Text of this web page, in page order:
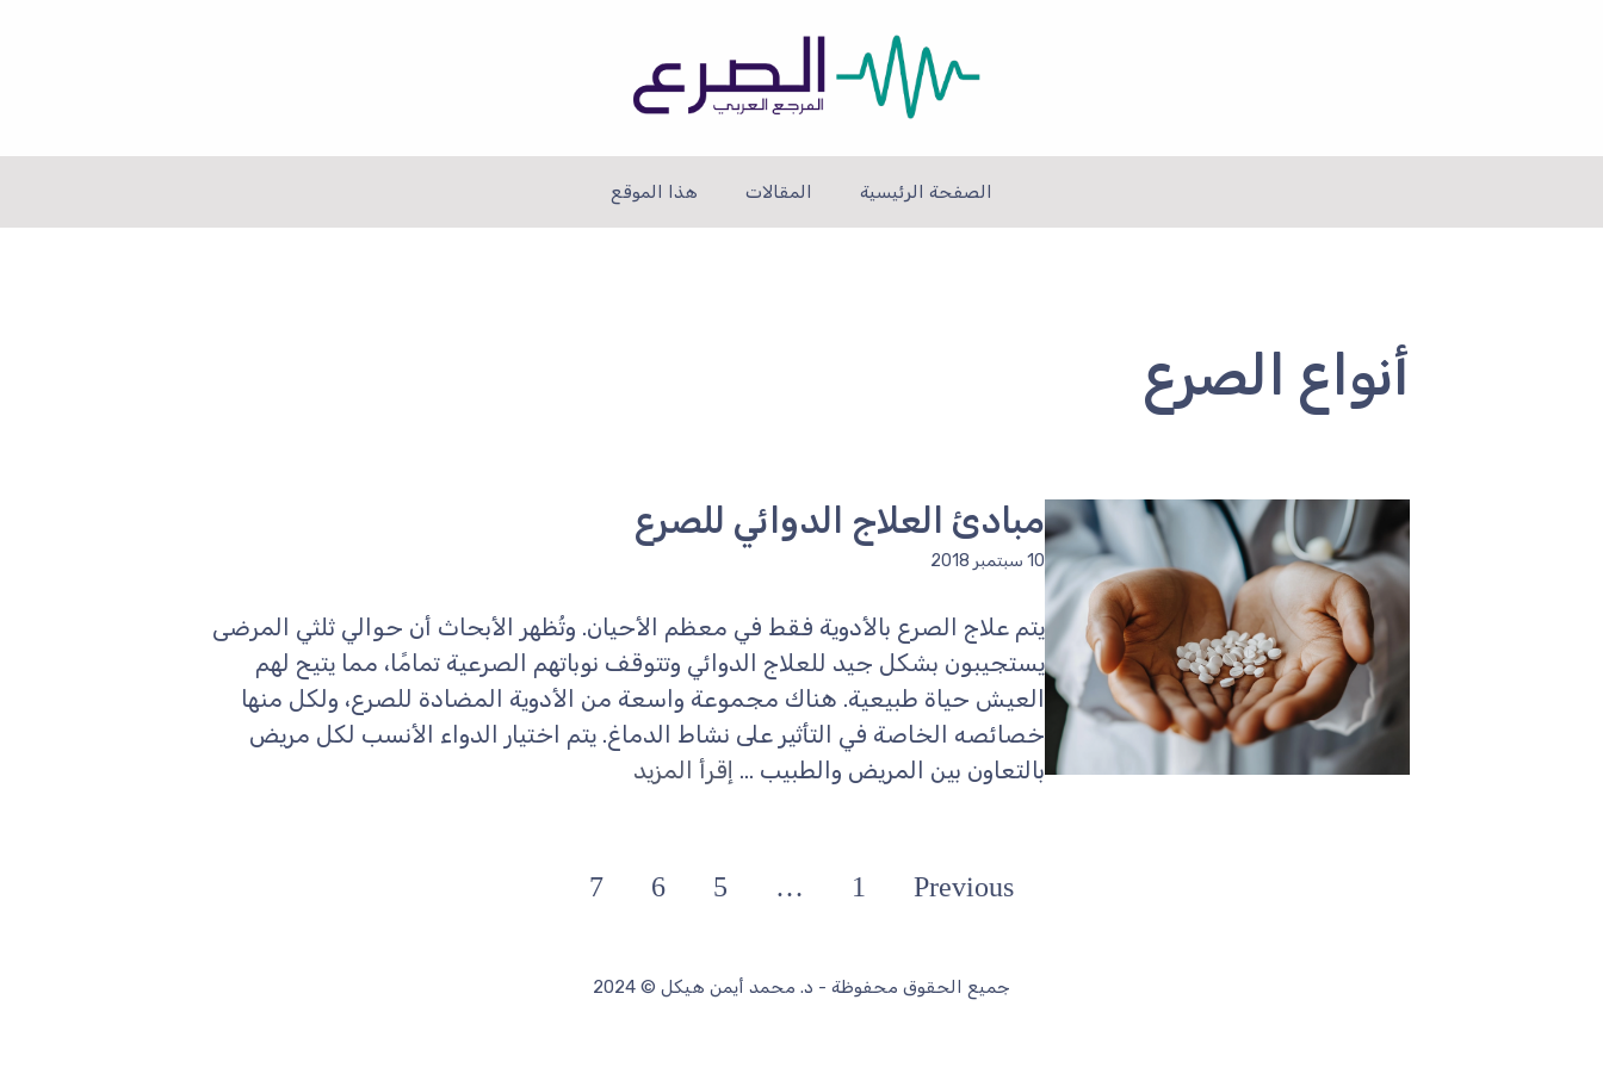
الصفحة الرئيسية المقالات هذا الموقع
أنواع الصرع
مبادئ العلاج الدوائي للصرع
10 سبتمبر 2018
يتم علاج الصرع بالأدوية فقط في معظم الأحيان. وتُظهر الأبحاث أن حوالي ثلثي المرضى
يستجيبون بشكل جيد للعلاج الدوائي وتتوقف نوباتهم الصرعية تمامًا، مما يتيح لهم
العيش حياة طبيعية. هناك مجموعة واسعة من الأدوية المضادة للصرع، ولكل منها
خصائصه الخاصة في التأثير على نشاط الدماغ. يتم اختيار الدواء الأنسب لكل مريض
بالتعاون بين المريض والطبيب ... إقرأ المزيد
Previous
1
…
5
6
7
جميع الحقوق محفوظة - د. محمد أيمن هيكل © 2024